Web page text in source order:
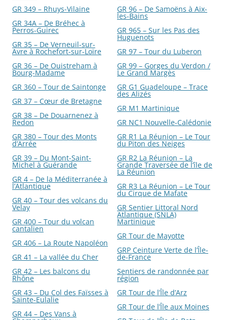
GR 349 – Rhuys-Vilaine
GR 34A – De Bréhec à
Perros-Guirec
GR 35 – De Verneuil-sur-
Avre à Rochefort-sur-Loire
GR 36 – De Ouistreham à
Bourg-Madame
GR 360 – Tour de Saintonge
GR 37 – Cœur de Bretagne
GR 38 – De Douarnenez à
Redon
GR 380 – Tour des Monts
d’Arrée
GR 39 – Du Mont-Saint-
Michel à Guérande
GR 4 – De la Méditerranée à
l’Atlantique
GR 40 – Tour des volcans du
Velay
GR 400 – Tour du volcan
cantalien
GR 406 – La Route Napoléon
GR 41 – La vallée du Cher
GR 42 – Les balcons du
Rhône
GR 43 – Du Col des Faïsses à
Sainte-Eulalie
GR 44 – Des Vans à
GR 96 – De Samoëns à Aix-
les-Bains
GR 965 – Sur les Pas des
Huguenots
GR 97 – Tour du Luberon
GR 99 – Gorges du Verdon /
Le Grand Margès
GR G1 Guadeloupe – Trace
des Alizés
GR M1 Martinique
GR NC1 Nouvelle-Calédonie
GR R1 La Réunion – Le Tour
du Piton des Neiges
GR R2 La Réunion – La
Grande Traversée de l’île de
La Réunion
GR R3 La Réunion – Le Tour
du Cirque de Mafate
GR Sentier Littoral Nord
Atlantique (SNLA)
Martinique
GR Tour de Mayotte
GRP Ceinture Verte de l’Île-
de-France
Sentiers de randonnée par
région
GR Tour de l’Île d’Arz
GR Tour de l’Île aux Moines